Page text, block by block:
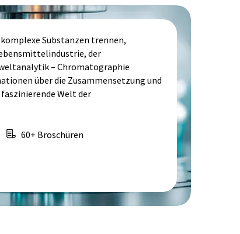
Substanzen trennen,
der
– Chromatographie
über die Zusammensetzung und
Welt der
60+ Broschüren